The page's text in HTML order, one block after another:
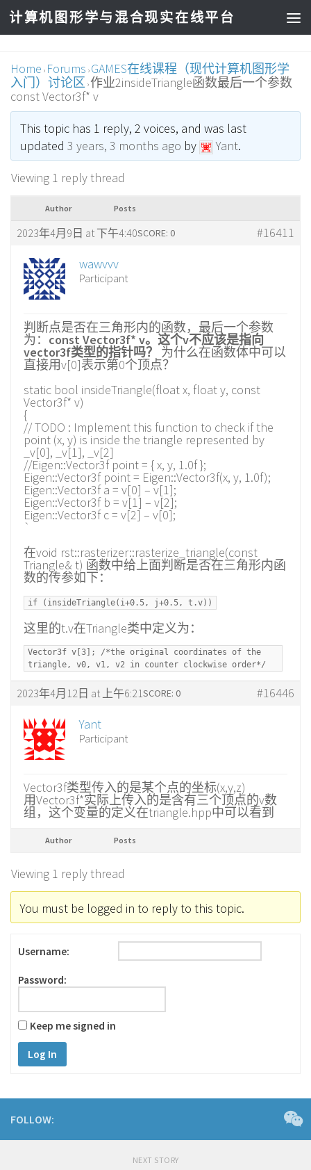
计算机图形学与混合现实在线平台
Home › Forums › GAMES在线课程（现代计算机图形学
入门）讨论区 › 作业2insideTriangle函数最后一个参数
const Vector3f* v
This topic has 1 reply, 2 voices, and was last
updated 3 years, 3 months ago by Yant.
Viewing 1 reply thread
Author Posts
2023年4月9日 at 下午4:40 #16411
SCORE: 0
wawvvv
Participant
判断点是否在三角形内的函数，最后一个参数
为： const Vector3f* v。这个v不应该是指向
vector3f类型的指针吗？ 为什么在函数体中可以
直接用v[0]表示第0个顶点？
static bool insideTriangle(float x, float y, const
Vector3f* v)
{
// TODO : Implement this function to check if the
point (x, y) is inside the triangle represented by
_v[0], _v[1], _v[2]
//Eigen::Vector3f point = { x, y, 1.0f };
Eigen::Vector3f point = Eigen::Vector3f(x, y, 1.0f);
Eigen::Vector3f a = v[0] – v[1];
Eigen::Vector3f b = v[1] – v[2];
Eigen::Vector3f c = v[2] – v[0];
`
在void rst::rasterizer::rasterize_triangle(const
Triangle& t) 函数中给上面判断是否在三角形内函
数的传参如下：
if (insideTriangle(i+0.5, j+0.5, t.v))
这里的t.v在Triangle类中定义为：
Vector3f v[3]; /*the original coordinates of the
triangle, v0, v1, v2 in counter clockwise order*/
2023年4月12日 at 上午6:21 #16446
SCORE: 0
Yant
Participant
Vector3f类型传入的是某个点的坐标(x,y,z)
用Vector3f*实际上传入的是含有三个顶点的v数
组，这个变量的定义在triangle.hpp中可以看到
Author Posts
Viewing 1 reply thread
You must be logged in to reply to this topic.
Username:
Password:
Keep me signed in
Log In
FOLLOW:
NEXT STORY